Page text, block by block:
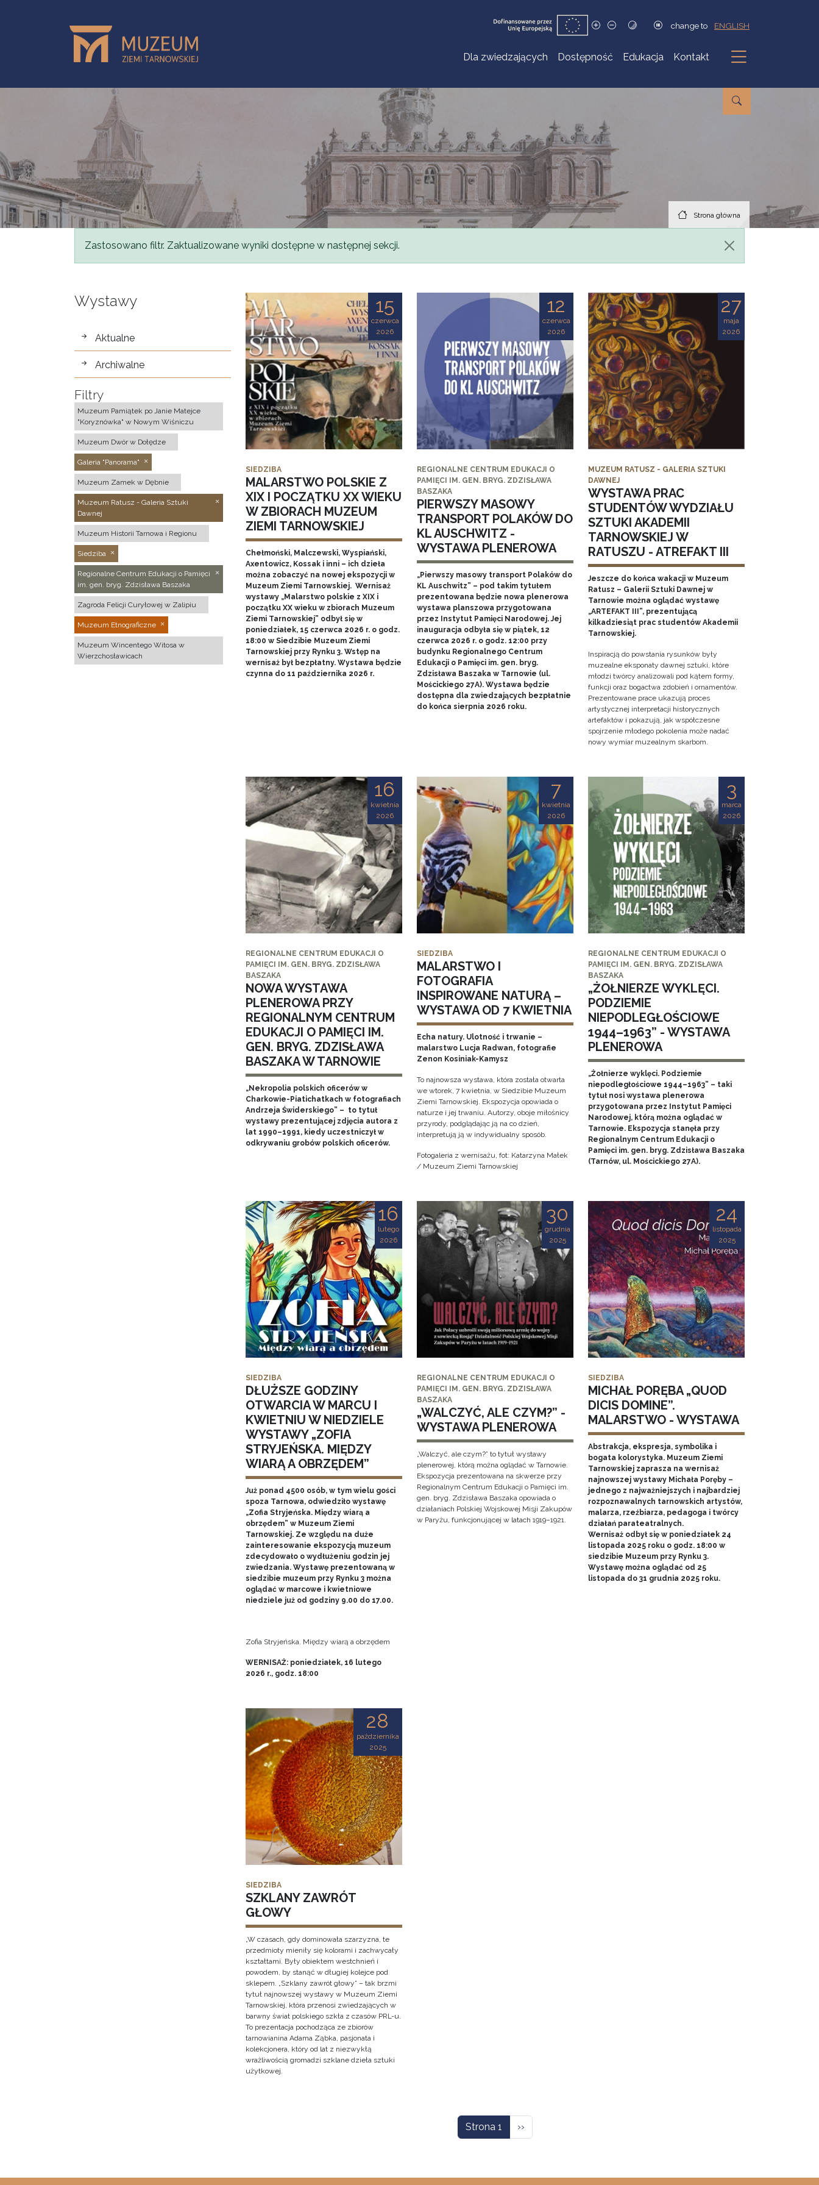
change to ENGLISH
Dla zwiedzających Dostępność Edukacja Kontakt
Podmenu
Strona główna
Komunikat
Zastosowano filtr. Zaktualizowane wyniki dostępne w następnej sekcji.
Wystawy
wystawy
Aktualne
Archiwalne
Filtry
Muzeum Pamiątek po Janie Matejce
"Koryznówka" w Nowym Wiśniczu
Muzeum Dwór w Dołędze
Galeria "Panorama"
Muzeum Zamek w Dębnie
Muzeum Ratusz - Galeria Sztuki
Dawnej
Muzeum Historii Tarnowa i Regionu
Siedziba
Regionalne Centrum Edukacji o Pamięci
im. gen. bryg. Zdzisława Baszaka
Zagroda Felicji Curyłowej w Zalipiu
Muzeum Etnograficzne
Muzeum Wincentego Witosa w
Wierzchosławicach
15
czerwca
2026
SIEDZIBA
MALARSTWO POLSKIE Z
XIX I POCZĄTKU XX WIEKU
W ZBIORACH MUZEUM
ZIEMI TARNOWSKIEJ
Chełmoński, Malczewski, Wyspiański,
Axentowicz, Kossak i inni – ich dzieła
można zobaczyć na nowej ekspozycji w
Muzeum Ziemi Tarnowskiej. Wernisaż
wystawy „Malarstwo polskie z XIX i
początku XX wieku w zbiorach Muzeum
Ziemi Tarnowskiej” odbył się w
poniedziałek, 15 czerwca 2026 r. o godz.
18:00 w Siedzibie Muzeum Ziemi
Tarnowskiej przy Rynku 3. Wstęp na
wernisaż był bezpłatny. Wystawa będzie
czynna do 11 października 2026 r.
12
czerwca
2026
REGIONALNE CENTRUM EDUKACJI O
PAMIĘCI IM. GEN. BRYG. ZDZISŁAWA
BASZAKA
PIERWSZY MASOWY
TRANSPORT POLAKÓW DO
KL AUSCHWITZ -
WYSTAWA PLENEROWA
„Pierwszy masowy transport Polaków do
KL Auschwitz” – pod takim tytułem
prezentowana będzie nowa plenerowa
wystawa planszowa przygotowana
przez Instytut Pamięci Narodowej. Jej
inauguracja odbyła się w piątek, 12
czerwca 2026 r. o godz. 12:00 przy
budynku Regionalnego Centrum
Edukacji o Pamięci im. gen. bryg.
Zdzisława Baszaka w Tarnowie (ul.
Mościckiego 27A). Wystawa będzie
dostępna dla zwiedzających bezpłatnie
do końca sierpnia 2026 roku.
27
maja
2026
MUZEUM RATUSZ - GALERIA SZTUKI
DAWNEJ
WYSTAWA PRAC
STUDENTÓW WYDZIAŁU
SZTUKI AKADEMII
TARNOWSKIEJ W
RATUSZU - ATREFAKT III
Jeszcze do końca wakacji w Muzeum
Ratusz – Galerii Sztuki Dawnej w
Tarnowie można oglądać wystawę
„ARTEFAKT III”, prezentującą
kilkadziesiąt prac studentów Akademii
Tarnowskiej.
Inspiracją do powstania rysunków były
muzealne eksponaty dawnej sztuki, które
młodzi twórcy analizowali pod kątem formy,
funkcji oraz bogactwa zdobień i ornamentów.
Prezentowane prace ukazują proces
artystycznej interpretacji historycznych
artefaktów i pokazują, jak współczesne
spojrzenie młodego pokolenia może nadać
nowy wymiar muzealnym skarbom.
16
kwietnia
2026
REGIONALNE CENTRUM EDUKACJI O
PAMIĘCI IM. GEN. BRYG. ZDZISŁAWA
BASZAKA
NOWA WYSTAWA
PLENEROWA PRZY
REGIONALNYM CENTRUM
EDUKACJI O PAMIĘCI IM.
GEN. BRYG. ZDZISŁAWA
BASZAKA W TARNOWIE
„Nekropolia polskich oficerów w
Charkowie-Piatichatkach w fotografiach
Andrzeja Świderskiego” – to tytuł
wystawy prezentującej zdjęcia autora z
lat 1990–1991, kiedy uczestniczył w
odkrywaniu grobów polskich oficerów.
7
kwietnia
2026
SIEDZIBA
MALARSTWO I
FOTOGRAFIA
INSPIROWANE NATURĄ –
WYSTAWA OD 7 KWIETNIA
Echa natury. Ulotność i trwanie –
malarstwo Lucja Radwan, fotografie
Zenon Kosiniak-Kamysz
To najnowsza wystawa, która została otwarta
we wtorek, 7 kwietnia, w Siedzibie Muzeum
Ziemi Tarnowskiej. Ekspozycja opowiada o
naturze i jej trwaniu. Autorzy, oboje miłośnicy
przyrody, podglądając ją na co dzień,
interpretują ją w indywidualny sposób.
Fotogaleria z wernisażu, fot: Katarzyna Małek
/ Muzeum Ziemi Tarnowskiej
3
marca
2026
REGIONALNE CENTRUM EDUKACJI O
PAMIĘCI IM. GEN. BRYG. ZDZISŁAWA
BASZAKA
„ŻOŁNIERZE WYKLĘCI.
PODZIEMIE
NIEPODLEGŁOŚCIOWE
1944–1963” - WYSTAWA
PLENEROWA
„Żołnierze wyklęci. Podziemie
niepodległościowe 1944–1963” – taki
tytuł nosi wystawa plenerowa
przygotowana przez Instytut Pamięci
Narodowej, którą można oglądać w
Tarnowie. Ekspozycja stanęła przy
Regionalnym Centrum Edukacji o
Pamięci im. gen. bryg. Zdzisława Baszaka
(Tarnów, ul. Mościckiego 27A).
16
lutego
2026
SIEDZIBA
DŁUŻSZE GODZINY
OTWARCIA W MARCU I
KWIETNIU W NIEDZIELE
WYSTAWY „ZOFIA
STRYJEŃSKA. MIĘDZY
WIARĄ A OBRZĘDEM”
Już ponad 4500 osób, w tym wielu gości
spoza Tarnowa, odwiedziło wystawę
„Zofia Stryjeńska. Między wiarą a
obrzędem” w Muzeum Ziemi
Tarnowskiej. Ze względu na duże
zainteresowanie ekspozycją muzeum
zdecydowało o wydłużeniu godzin jej
zwiedzania. Wystawę prezentowaną w
siedzibie muzeum przy Rynku 3 można
oglądać w marcowe i kwietniowe
niedziele już od godziny 9.00 do 17.00.
Zofia Stryjeńska. Między wiarą a obrzędem
WERNISAŻ: poniedziałek, 16 lutego
2026 r., godz. 18:00
30
grudnia
2025
REGIONALNE CENTRUM EDUKACJI O
PAMIĘCI IM. GEN. BRYG. ZDZISŁAWA
BASZAKA
„WALCZYĆ, ALE CZYM?” -
WYSTAWA PLENEROWA
„Walczyć, ale czym?” to tytuł wystawy
plenerowej, którą można oglądać w Tarnowie.
Ekspozycja prezentowana na skwerze przy
Regionalnym Centrum Edukacji o Pamięci im.
gen. bryg. Zdzisława Baszaka opowiada o
działaniach Polskiej Wojskowej Misji Zakupów
w Paryżu, funkcjonującej w latach 1919–1921.
24
listopada
2025
SIEDZIBA
MICHAŁ PORĘBA „QUOD
DICIS DOMINE”.
MALARSTWO - WYSTAWA
Abstrakcja, ekspresja, symbolika i
bogata kolorystyka. Muzeum Ziemi
Tarnowskiej zaprasza na wernisaż
najnowszej wystawy Michała Poręby –
jednego z najważniejszych i najbardziej
rozpoznawalnych tarnowskich artystów,
malarza, rzeźbiarza, pedagoga i twórcy
działań parateatralnych.
Wernisaż odbył się w poniedziałek 24
listopada 2025 roku o godz. 18:00 w
siedzibie Muzeum przy Rynku 3.
Wystawę można oglądać od 25
listopada do 31 grudnia 2025 roku.
28
października
2025
SIEDZIBA
SZKLANY ZAWRÓT
GŁOWY
„W czasach, gdy dominowała szarzyzna, te
przedmioty mieniły się kolorami i zachwycały
kształtami. Były obiektem westchnień i
powodem, by stanąć w długiej kolejce pod
sklepem. „Szklany zawrót głowy” – tak brzmi
tytuł najnowszej wystawy w Muzeum Ziemi
Tarnowskiej, która przenosi zwiedzających w
barwny świat polskiego szkła z czasów PRL-u.
To prezentacja pochodząca ze zbiorów
tarnowianina Adama Ząbka, pasjonata i
kolekcjonera, który od lat z niezwykłą
wrażliwością gromadzi szklane dzieła sztuki
użytkowej.
Strona 1 Następna strona
››